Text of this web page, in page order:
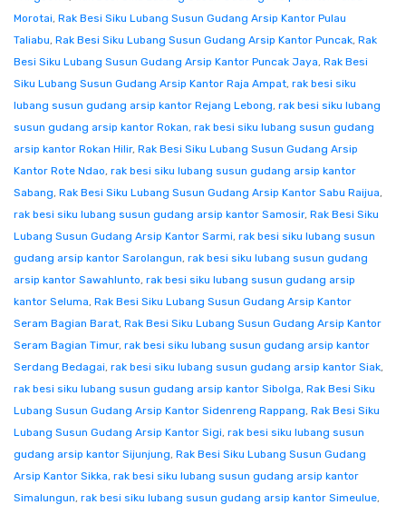
Morotai, Rak Besi Siku Lubang Susun Gudang Arsip Kantor Pulau
Taliabu, Rak Besi Siku Lubang Susun Gudang Arsip Kantor Puncak, Rak
Besi Siku Lubang Susun Gudang Arsip Kantor Puncak Jaya, Rak Besi
Siku Lubang Susun Gudang Arsip Kantor Raja Ampat, rak besi siku
lubang susun gudang arsip kantor Rejang Lebong, rak besi siku lubang
susun gudang arsip kantor Rokan, rak besi siku lubang susun gudang
arsip kantor Rokan Hilir, Rak Besi Siku Lubang Susun Gudang Arsip
Kantor Rote Ndao, rak besi siku lubang susun gudang arsip kantor
Sabang, Rak Besi Siku Lubang Susun Gudang Arsip Kantor Sabu Raijua,
rak besi siku lubang susun gudang arsip kantor Samosir, Rak Besi Siku
Lubang Susun Gudang Arsip Kantor Sarmi, rak besi siku lubang susun
gudang arsip kantor Sarolangun, rak besi siku lubang susun gudang
arsip kantor Sawahlunto, rak besi siku lubang susun gudang arsip
kantor Seluma, Rak Besi Siku Lubang Susun Gudang Arsip Kantor
Seram Bagian Barat, Rak Besi Siku Lubang Susun Gudang Arsip Kantor
Seram Bagian Timur, rak besi siku lubang susun gudang arsip kantor
Serdang Bedagai, rak besi siku lubang susun gudang arsip kantor Siak,
rak besi siku lubang susun gudang arsip kantor Sibolga, Rak Besi Siku
Lubang Susun Gudang Arsip Kantor Sidenreng Rappang, Rak Besi Siku
Lubang Susun Gudang Arsip Kantor Sigi, rak besi siku lubang susun
gudang arsip kantor Sijunjung, Rak Besi Siku Lubang Susun Gudang
Arsip Kantor Sikka, rak besi siku lubang susun gudang arsip kantor
Simalungun, rak besi siku lubang susun gudang arsip kantor Simeulue,